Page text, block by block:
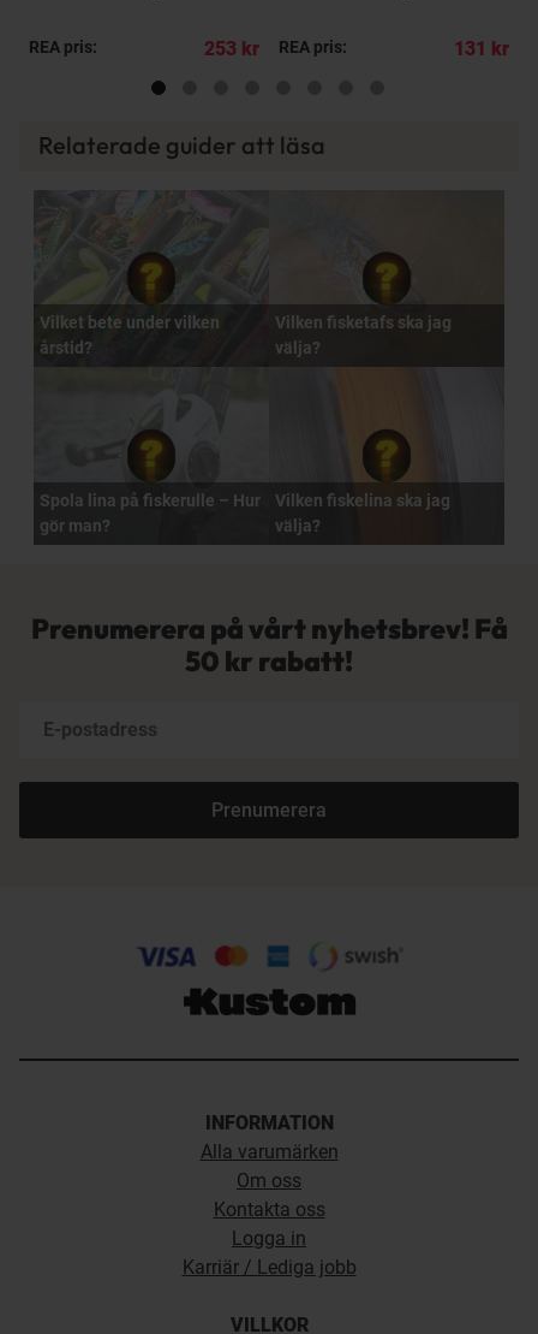
REA pris: 253 kr REA pris: 131 kr
Relaterade guider att läsa
Vilket bete under vilken
årstid?
Vilken fisketafs ska jag
välja?
Spola lina på fiskerulle – Hur
gör man?
Vilken fiskelina ska jag
välja?
Prenumerera på vårt nyhetsbrev! Få
50 kr rabatt!
Prenumerera
INFORMATION
Alla varumärken
Om oss
Kontakta oss
Logga in
Karriär / Lediga jobb
VILLKOR